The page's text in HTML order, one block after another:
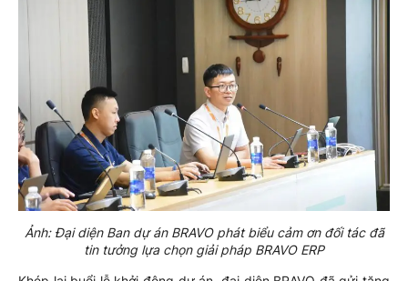
Ảnh: Đại diện Ban dự án BRAVO phát biểu cảm ơn đối tác đã
tin tưởng lựa chọn giải pháp BRAVO ERP